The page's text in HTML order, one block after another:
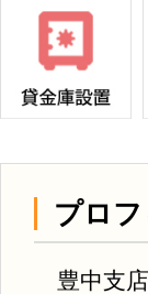
プロ
豊中支